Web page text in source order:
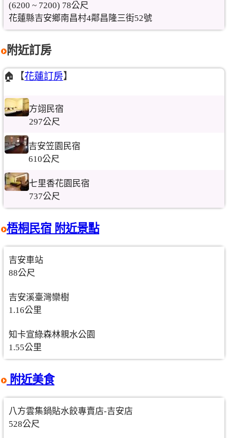
(6200 ~ 7200) 78公尺
花蓮縣吉安鄉南昌村4鄰昌隆三街52號
附近訂房
🏠【花蓮訂房】
方翊民宿
297公尺
吉安笠園民宿
610公尺
七里香花園民宿
737公尺
梧桐民宿 附近景點
吉安車站
88公尺
吉安溪臺灣欒樹
1.16公里
知卡宣綠森林親水公園
1.55公里
附近美食
八方雲集鍋貼水餃專賣店-吉安店
528公尺